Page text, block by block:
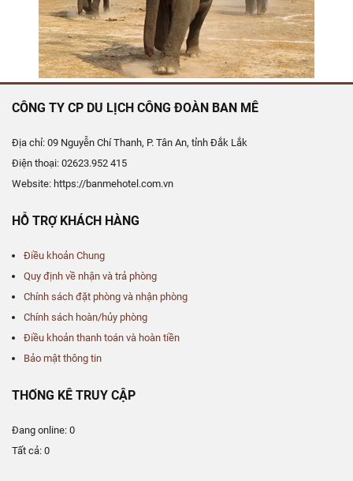
CÔNG TY CP DU LỊCH CÔNG ĐOÀN BAN MÊ
Địa chỉ: 09 Nguyễn Chí Thanh, P. Tân An, tỉnh Đắk Lắk
Điện thoại: 02623.952 415
Website: https://banmehotel.com.vn
HỖ TRỢ KHÁCH HÀNG
Điều khoản Chung
Quy định về nhận và trả phòng
Chính sách đặt phòng và nhận phòng
Chính sách hoàn/hủy phòng
Điều khoản thanh toán và hoàn tiền
Bảo mật thông tin
THỐNG KÊ TRUY CẬP
Đang online: 0
Tất cả: 0